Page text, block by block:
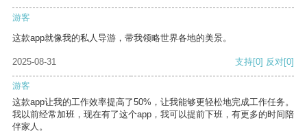
游客
这款app就像我的私人导游，带我领略世界各地的美景。
2025-08-31 支持[0] 反对[0]
游客
这款app让我的工作效率提高了50%，让我能够更轻松地完成工作任务。
我以前经常加班，现在有了这个app，我可以提前下班，有更多的时间陪
伴家人。